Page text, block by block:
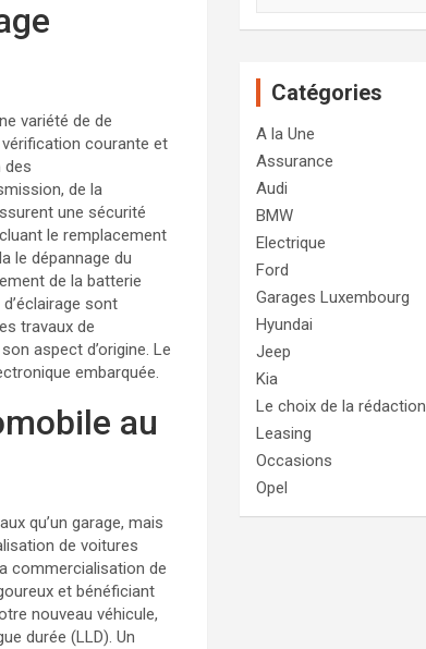
variété de de
courante et
des
de la
une sécurité
le remplacement
le dépannage du
de la batterie
sont
travaux de
aspect d’origine. Le
embarquée.
au
qu’un garage, mais
de voitures
commercialisation de
et bénéficiant
nouveau véhicule,
durée (LLD). Un
Catégories
A la Une
Assurance
Audi
BMW
Electrique
Ford
Garages Luxembourg
Hyundai
Jeep
Kia
Le choix de la rédaction
Leasing
Occasions
Opel